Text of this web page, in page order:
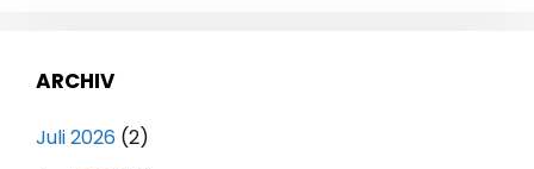
ARCHIV
Juli 2026 (2)